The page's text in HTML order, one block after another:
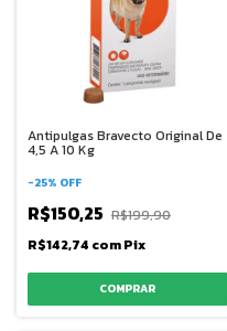
Antipulgas Bravecto Original De
4,5 A 10 Kg
-25% OFF
R$150,25 R$199,90
R$142,74 comPix